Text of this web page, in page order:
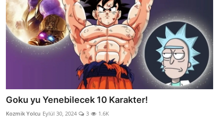
Goku yu Yenebilecek 10 Karakter!
Kozmik Yolcu Eylül 30, 2024 3 1.6K